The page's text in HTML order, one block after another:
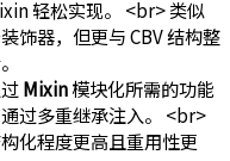
轻松实现。 <br> 类似
饰器，但更与 CBV 结构整
Mixin模块化所需的功能
过多重继承注入。 <br>
化程度更高且重用性更